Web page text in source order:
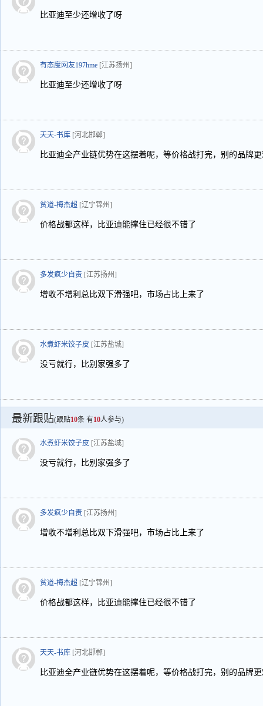
比亚迪至少还增收了呀
有态度网友197hme [江苏扬州]
比亚迪至少还增收了呀
天天-书库 [河北邯郸]
比亚迪全产业链优势在这摆着呢，等价格战打完，别的品牌
贫道-梅杰超 [辽宁锦州]
价格战都这样，比亚迪能撑住已经很不错了
多发疯少自责 [江苏扬州]
增收不增利总比双下滑强吧，市场占比上来了
水煮虾米饺子皮 [江苏盐城]
没亏就行，比别家强多了
最新跟贴(跟贴10条 有10人参与)
水煮虾米饺子皮 [江苏盐城]
没亏就行，比别家强多了
多发疯少自责 [江苏扬州]
增收不增利总比双下滑强吧，市场占比上来了
贫道-梅杰超 [辽宁锦州]
价格战都这样，比亚迪能撑住已经很不错了
天天-书库 [河北邯郸]
比亚迪全产业链优势在这摆着呢，等价格战打完，别的品牌